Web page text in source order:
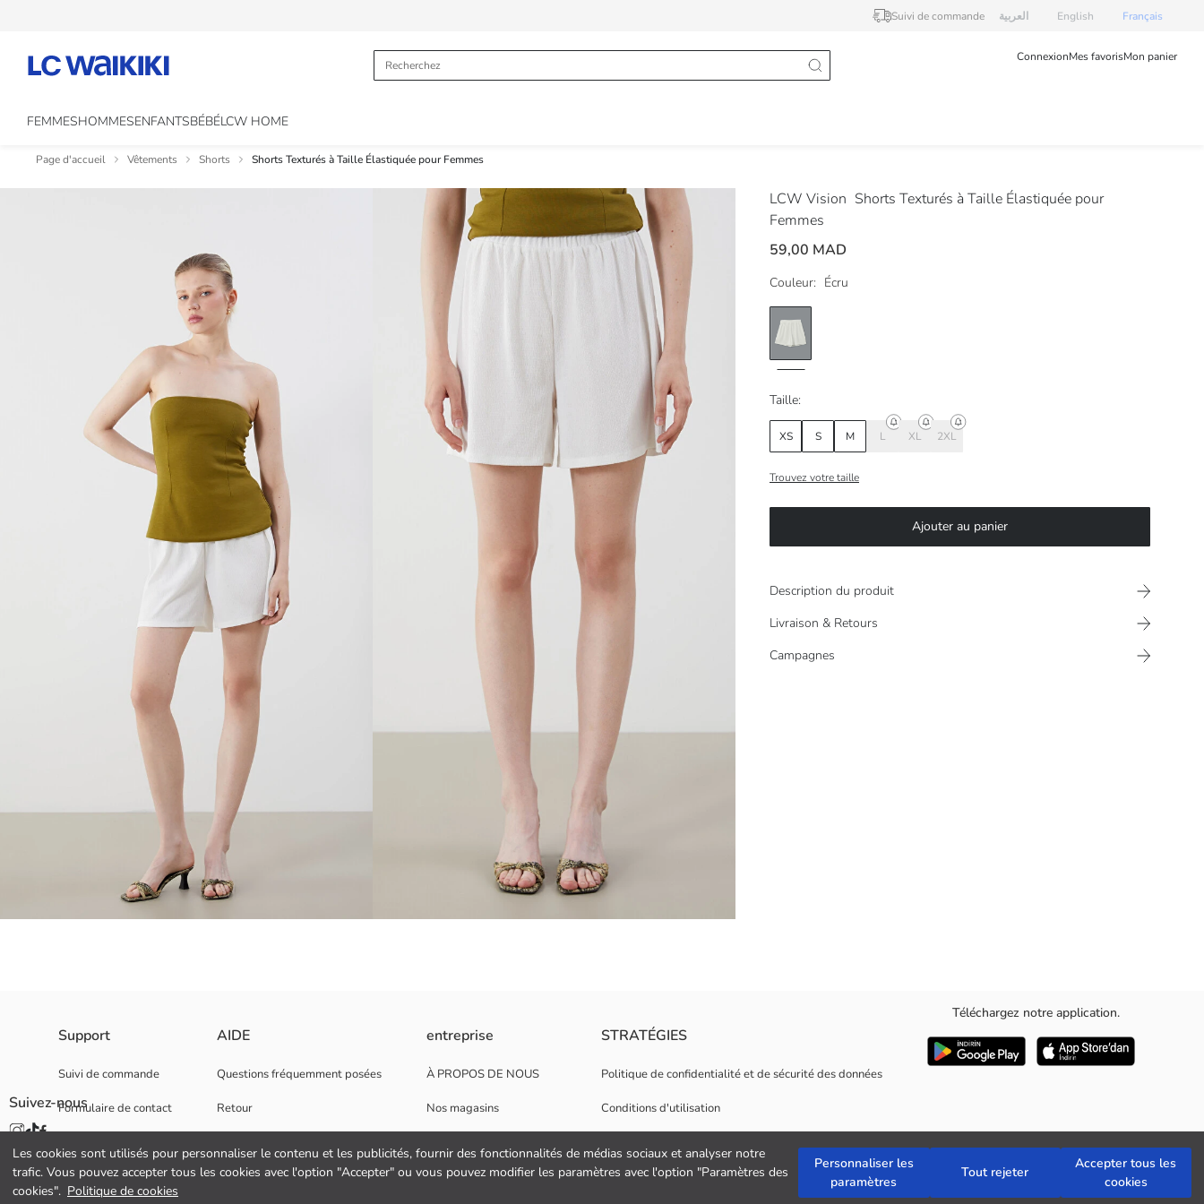
Les cookies sont utilisés pour personnaliser le contenu et les publicités, fournir des fonctionnalités de médias sociaux et analyser notre
trafic. Vous pouvez accepter tous les cookies avec l'option "Accepter" ou vous pouvez modifier les paramètres avec l'option "Paramètres des
cookies". Politique de cookies
Personnaliser les
paramètres
Tout rejeter
Accepter tous les
cookies
Suivi de commande العربية English Français
ConnexionMes favorisMon panier
FEMMESHOMMESENFANTSBÉBÉLCW HOME
Page d'accueil Vêtements Shorts Shorts Texturés à Taille Élastiquée pour Femmes
LCW Vision Shorts Texturés à Taille Élastiquée pour
Femmes
59,00 MAD
Couleur: Écru
Taille:
XS S M L XL 2XL
Trouvez votre taille
Ajouter au panier
Description du produit
Livraison & Retours
Campagnes
Tissu Principal:
Pays d’origine:
Vendeur:
Marque:
Genre:
Coupe:
Support
Suivi de commande
Formulaire de contact
AIDE
Questions fréquemment posées
Retour
entreprise
À PROPOS DE NOUS
Nos magasins
Soutien aux entreprises
STRATÉGIES
Politique de confidentialité et de sécurité des données
Conditions d'utilisation
Téléchargez notre application.
Suivez-nous